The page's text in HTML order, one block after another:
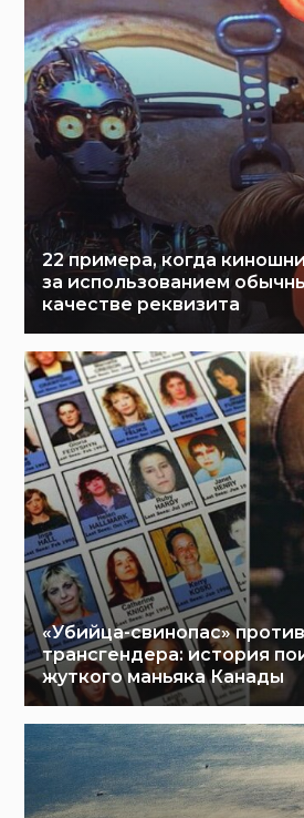
22 примера, когда
за использованием
качестве реквизита
«Убийца-свинопас»
трансгендера: история
жуткого маньяка Канады